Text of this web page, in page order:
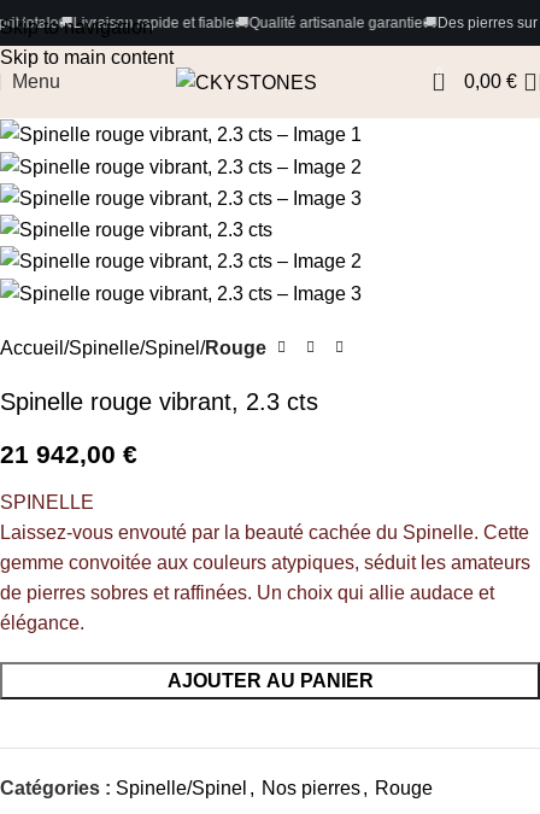
Skip to navigation
Skip to main content
rapide et fiable🚚Qualité artisanale garantie🚚Des pierres sur mesure🚚
Menu 0 0,00 €
Accueil Spinelle/Spinel Rouge
Spinelle rouge vibrant, 2.3 cts
21 942,00 €
SPINELLE
Laissez-vous envouté par la beauté cachée du Spinelle. Cette
gemme convoitée aux couleurs atypiques, séduit les amateurs
de pierres sobres et raffinées. Un choix qui allie audace et
élégance.
AJOUTER AU PANIER
Catégories : Spinelle/Spinel , Nos pierres, Rouge